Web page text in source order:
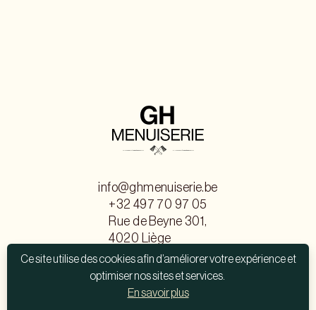
info@ghmenuiserie.be
+32 497 70 97 05
Rue de Beyne 301,
4020 Liège
Contactez-nous
Ce site utilise des cookies afin d’améliorer votre expérience et
optimiser nos sites et services.
En savoir plus